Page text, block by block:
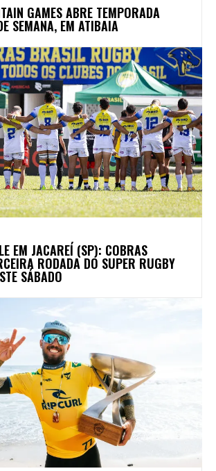
GAMES ABRE TEMPORADA
SEMANA, EM ATIBAIA
EM JACAREÍ (SP): COBRAS
RODADA DO SUPER RUGBY
SÁBADO